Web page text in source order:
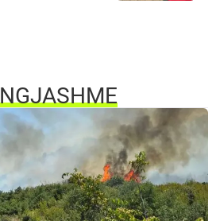
NGJASHME